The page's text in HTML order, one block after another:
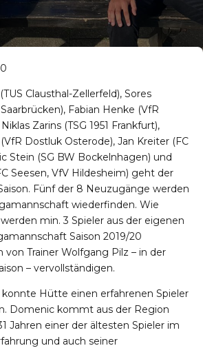
Clausthal-Zellerfeld), Sores
Fabian Henke (VfR
Zarins (TSG 1951 Frankfurt),
Dostluk Osterode), Jan Kreiter (FC
Stein (SG BW Bockelnhagen) und
Seesen, VfV Hildesheim) geht der
Fünf der 8 Neuzugänge werden
wiederfinden. Wie
min. 3 Spieler aus der eigenen
Saison 2019/20
von Trainer Wolfgang Pilz – in der
– vervollständigen.
Hütte einen erfahrenen Spieler
Domenic kommt aus der Region
Jahren einer der ältesten Spieler im
und auch seiner